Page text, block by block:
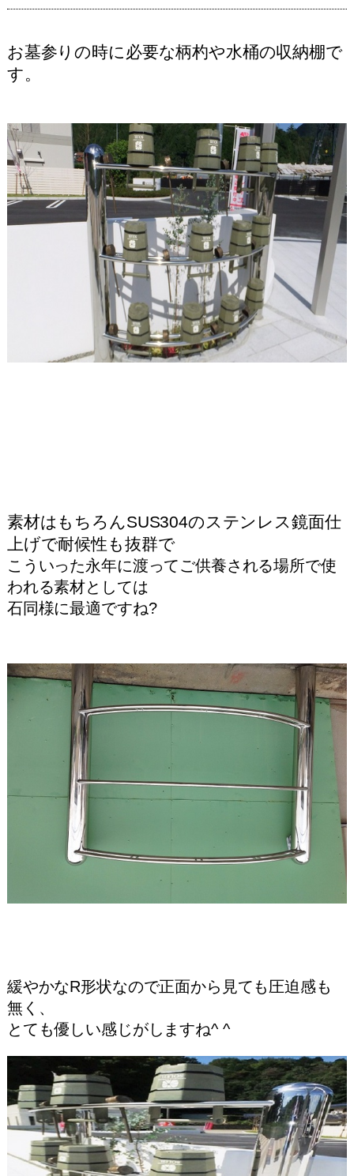
お墓参りの時に必要な柄杓や水桶の収納棚で
す。
素材はもちろんSUS304のステンレス鏡面仕
上げで耐候性も抜群で
こういった永年に渡ってご供養される場所で使
われる素材としては
石同様に最適ですね?
緩やかなR形状なので正面から見ても圧迫感も
無く、
とても優しい感じがしますね^ ^